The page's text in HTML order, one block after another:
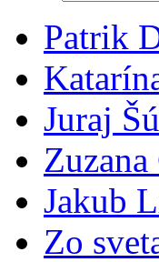
Patrik
Juraj
Jakub
Zo